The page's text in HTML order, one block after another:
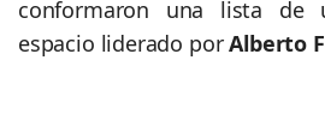
conformaron una lista de
espacio liderado porAlberto